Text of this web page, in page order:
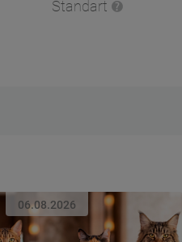
Standart
06.08.2026